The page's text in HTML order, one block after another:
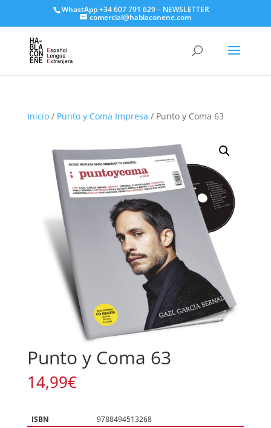
WhastApp+34 607 791 629– NEWSLETTER
comercial@hablaconene.com
Inicio/ Punto y Coma Impresa / Punto y Coma 63
Punto y Coma 63
14,99€
ISBN
9788494513268